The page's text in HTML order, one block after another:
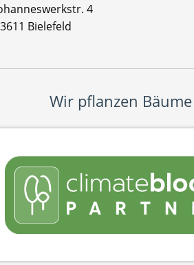
4
Bielefeld
Wir pflanzen Bäume